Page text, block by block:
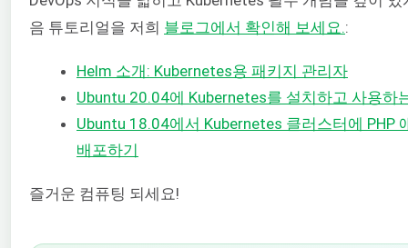
음 튜토리얼을 저희 블로그에서 확인해 보세요.:
Helm 소개: Kubernetes용 패키지 관리자
Ubuntu 20.04에 Kubernetes를 설치하고 사용하
Ubuntu 18.04에서 Kubernetes 클러스터에 PHP
배포하기
즐거운 컴퓨팅 되세요!